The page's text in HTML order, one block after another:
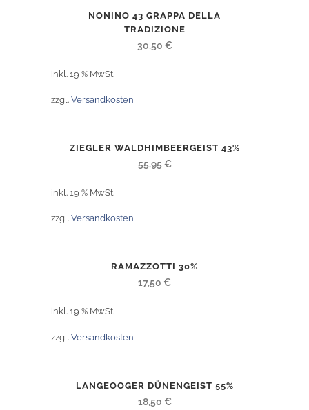
NONINO 43 GRAPPA DELLA
TRADIZIONE
30,50 €
inkl. 19 % MwSt.
zzgl. Versandkosten
ZIEGLER WALDHIMBEERGEIST 43%
55,95€
inkl. 19 % MwSt.
zzgl. Versandkosten
RAMAZZOTTI 30%
17,50 €
inkl. 19 % MwSt.
zzgl. Versandkosten
LANGEOOGER DÜNENGEIST 55%
18,50 €